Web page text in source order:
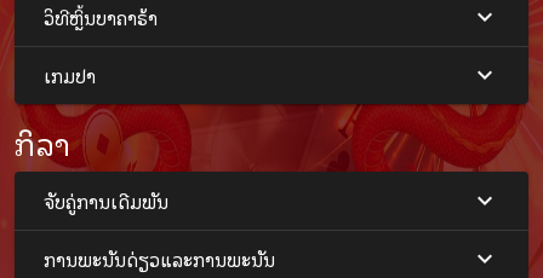
ສິ່ງໜຶ່ງທີ່ນັກພະນັນບານເຕະທຸກຄົນຕ້ອງພິຈາລະນາກ່ອນຈະລົງ
ພະນັນ ຫຼື ໃຊ້ບໍລິການກັບທຸກເວັບໄຊການພະນັນບານເຕະແມ່ນລາຄາ
ບານເຕະເພາະລາຄາບານເຕະສາມາດໄຫຼລົງໄດ້ຕະຫຼອດເວລາ.ຍິ່ງ
ເປັນການພະນັນບານເຕະຫຼາຍກວ່າບານຮອງ,ການປຽບທຽບລາຄາ
ກ່ອນການພະນັນແມ່ນມີຄວາມສໍາຄັນຫຼາຍ, ເຊິ່ງ VRU365
ໃຫ້ລາຄາ
ບານເຕະທີ່ເປັນກາງທີ່ໄດ້ມາດຕະຖານ, ບໍ່ສູງຫຼືຕໍ່າເກີນໄປ.ເປັນລາຄາ
ທີ່ສົມເຫດສົມຜົນ ບໍ່ມີການໂກງນັກພະນັນຢ່າງແທ້ຈິງ ກັບການ
ບໍລິການການພະນັນບານເຕະອອນໄລນ໌ທີ່ເວັບໄຊທ໌ຂອງພວກເຮົາ
ພ້ອມກັບການແຂ່ງຂັນບານເຕະທີ່ດີທີ່ສຸດ
ວິທີຫຼິ້ນບາຄາຣ້າ
ເກມປາ
ກິລາ
ຈັບຄູ່ການເດີມພັນ
ການພະນັນດ່ຽວແລະການພະນັນ